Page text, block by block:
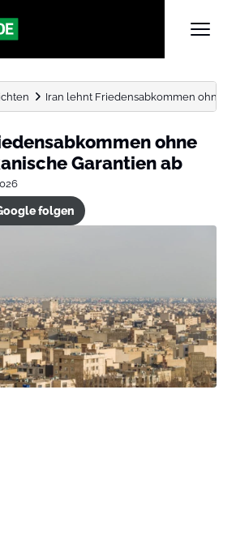
Iran lehnt Friedensabkommen ohne
ohne
Garantien ab
folgen